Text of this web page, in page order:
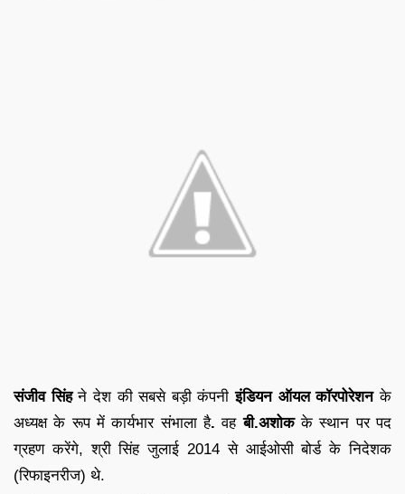
संजीव सिंहने देश की सबसे बड़ी कंपनीइंडियन ऑयल कॉरपोरेशनके
अध्यक्ष के रूप में कार्यभार संभाला है. वहबी.अशोकके स्थान पर पद
ग्रहण करेंगे, श्री सिंह जुलाई 2014 से आईओसी बोर्ड के निदेशक
(रिफाइनरीज) थे.